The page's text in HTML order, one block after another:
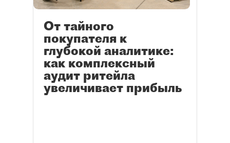
От тайного
покупателя к
глубокой аналитике:
как комплексный
аудит ритейла
увеличивает прибыль